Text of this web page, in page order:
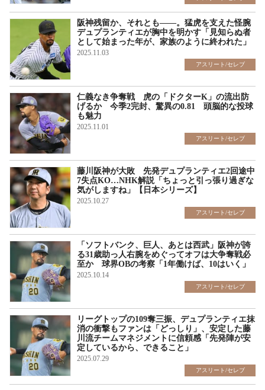
阪神残留か、それとも――。猛虎を支えた怪腕
デュプランティエが胸中を明かす「見知らぬ者
として始まった年が、家族のように終われた」
2025.11.03
アスリート/セレブ
仁義なき争奪戦 虎の「ドクターK」の流出防
げるか 今季2完封、驚異の0.81 頭脳的な投球
も魅力
2025.11.01
アスリート/セレブ
藤川阪神が大敗 先発デュプランティエ2回途中
7失点KO…NHK解説「ちょっと引っ張り過ぎな
気がしますね」【日本シリーズ】
2025.10.27
アスリート/セレブ
「ソフトバンク、巨人、あとは西武」阪神が誇
る31歳助っ人右腕をめぐってオフは大争奪戦必
至か 球界OBの考察「1年働けば、10はいく」
2025.10.14
アスリート/セレブ
リーグトップの109奪三振、デュプランティエ抹
消の衝撃もファンは「どっしり」、安定した藤
川流チームマネジメントに信頼感「先発陣が安
定しているから、できること」
2025.07.29
アスリート/セレブ